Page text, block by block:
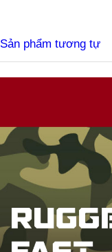
Sản phẩm tương tự